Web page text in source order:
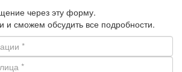
через эту форму.
сможем обсудить все подробности.